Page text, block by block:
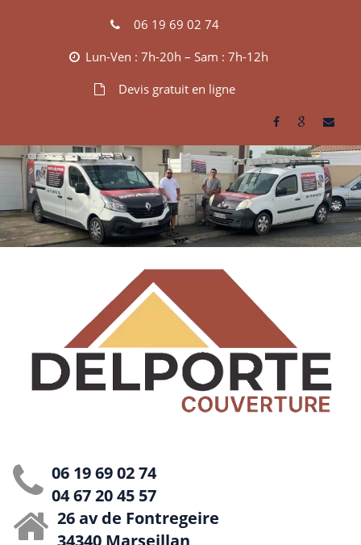
06 19 69 02 74
Lun-Ven : 7h-20h – Sam : 7h-12h
Devis gratuit en ligne
06 19 69 02 74
04 67 20 45 57
26 av de Fontregeire